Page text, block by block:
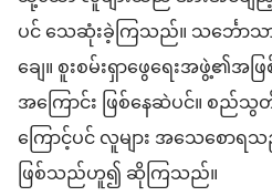
ပင် သေဆုံးခဲ့ကြသည်။ သင်္ဘောသ
ချေ။ စူးစမ်းရှာဖွေရေးအဖွဲ့၏အဖ
အကြောင်း ဖြစ်နေဆဲပင်။ စည်သွ
ကြောင့်ပင် လူများ အသေစောရ
ဖြစ်သည်ဟူ၍ ဆိုကြသည်။